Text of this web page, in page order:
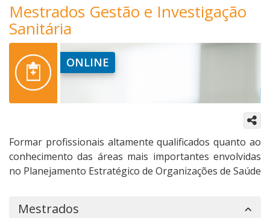
Mestrados Gestão e Investigação
Sanitária
ONLINE
Formar profissionais altamente qualificados quanto ao
conhecimento das áreas mais importantes envolvidas
no Planejamento Estratégico de Organizações de Saúde
Mestrados